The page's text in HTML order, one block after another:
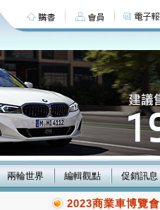
兩輪世界 編輯觀點 促銷訊息
2023商業車博覽會